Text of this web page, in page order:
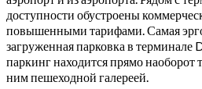
доступности обустроены
повышенными тарифами. Самая
загруженная парковка в терминале
паркинг находится прямо наоборот
ним пешеходной галереей.